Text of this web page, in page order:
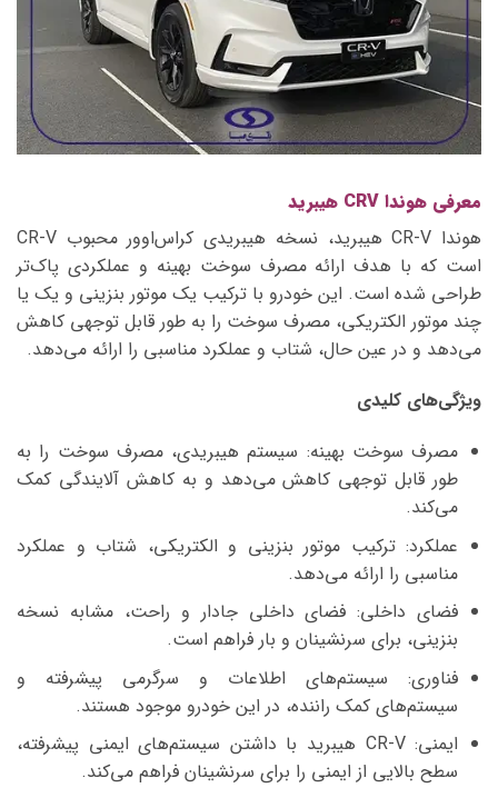
معرفی هوندا CRV هیبرید
هوندا CR-V هیبرید، نسخه هیبریدی کراس‌اوور محبوب CR-V
است که با هدف ارائه مصرف سوخت بهینه و عملکردی پاک‌تر
طراحی شده است. این خودرو با ترکیب یک موتور بنزینی و یک یا
چند موتور الکتریکی، مصرف سوخت را به طور قابل توجهی کاهش
می‌دهد و در عین حال، شتاب و عملکرد مناسبی را ارائه می‌دهد.
ویژگی‌های کلیدی
مصرف سوخت بهینه: سیستم هیبریدی، مصرف سوخت را به
طور قابل توجهی کاهش می‌دهد و به کاهش آلایندگی کمک
می‌کند.
عملکرد: ترکیب موتور بنزینی و الکتریکی، شتاب و عملکرد
مناسبی را ارائه می‌دهد.
فضای داخلی: فضای داخلی جادار و راحت، مشابه نسخه
بنزینی، برای سرنشینان و بار فراهم است.
فناوری: سیستم‌های اطلاعات و سرگرمی پیشرفته و
سیستم‌های کمک راننده، در این خودرو موجود هستند.
ایمنی: CR-V هیبرید با داشتن سیستم‌های ایمنی پیشرفته،
سطح بالایی از ایمنی را برای سرنشینان فراهم می‌کند.